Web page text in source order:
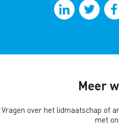
Meer
Vragen over het lidmaatschap of
met